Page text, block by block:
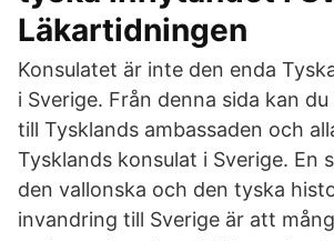
Läkartidningen
Konsulatet är inte den enda
i Sverige. Från denna sida kan
till Tysklands ambassaden och
Tysklands konsulat i Sverige. En
den vallonska och den tyska
invandring till Sverige är att